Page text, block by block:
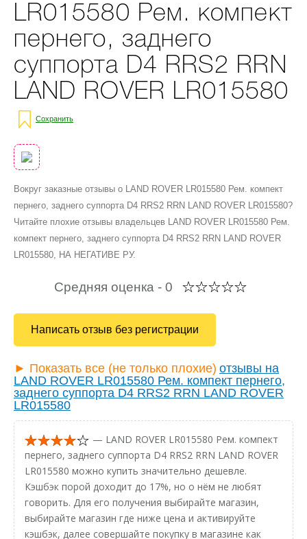
LR015580 Рем. компект
пернего, заднего
суппорта D4 RRS2 RRN
LAND ROVER LR015580
Сохранить
Вокруг заказные отзывы о LAND ROVER LR015580 Рем. компект
пернего, заднего суппорта D4 RRS2 RRN LAND ROVER LR015580?
Читайте плохие отзывы владельцев LAND ROVER LR015580 Рем.
компект пернего, заднего суппорта D4 RRS2 RRN LAND ROVER
LR015580, НА НЕГАТИВЕ РУ.
Средняя оценка - 0
Написать отзыв без регистрации
► Показать все (не только плохие) отзывы на
LAND ROVER LR015580 Рем. компект пернего,
заднего суппорта D4 RRS2 RRN LAND ROVER
LR015580
— LAND ROVER LR015580 Рем. компект
пернего, заднего суппорта D4 RRS2 RRN LAND ROVER
LR015580 можно купить значительно дешевле.
Кэшбэк порой доходит до 17%, но о нём не любят
говорить. Для его получения выбирайте магазин,
выбирайте магазин где ниже цена и активируйте
кэшбэк, далее совершайте покупку в магазине как